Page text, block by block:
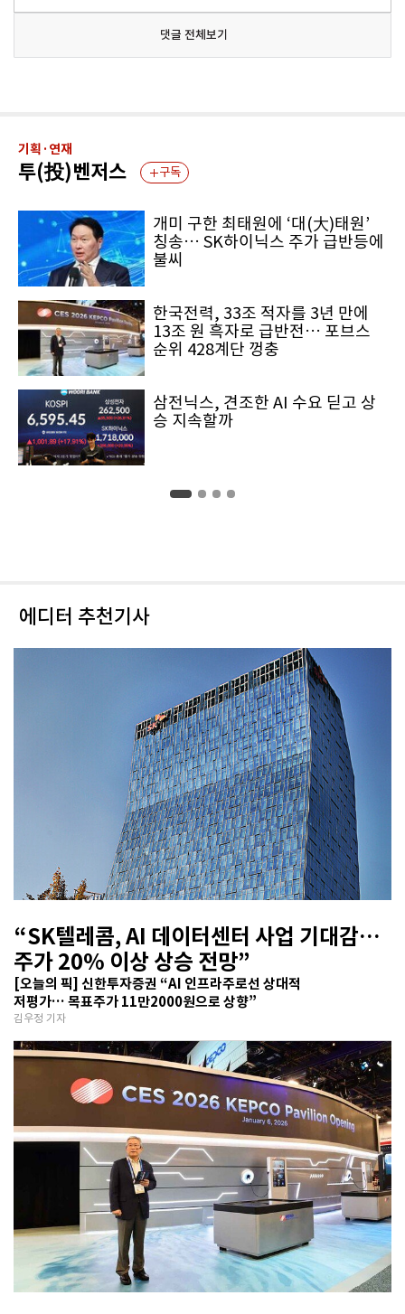
댓글 전체보기
기획·연재
투(投)벤저스 구독
개미 구한 최태원에 ‘대(大)태원’
칭송… SK하이닉스 주가 급반등에
불씨
한국전력, 33조 적자를 3년 만에
13조 원 흑자로 급반전… 포브스
순위 428계단 껑충
삼전닉스, 견조한 AI 수요 딛고 상
승 지속할까
에디터 추천기사
“SK텔레콤, AI 데이터센터 사업 기대감…
주가 20% 이상 상승 전망”
[오늘의 픽] 신한투자증권 “AI 인프라주로선 상대적
저평가… 목표주가 11만2000원으로 상향”
김우정 기자